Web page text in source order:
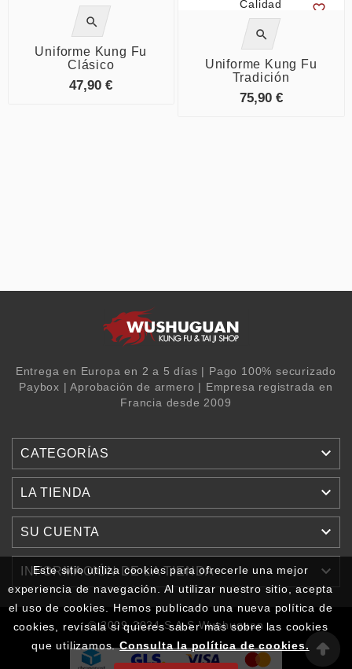
Este sitio utiliza cookies para ofrecerle una mejor
experiencia de navegación. Al utilizar nuestro sitio, acepta
el uso de cookies. Hemos publicado una nueva política de
cookies, revísala si quieres saber más sobre las cookies
que utilizamos.Consulta la política de cookies.

Uniforme Kung Fu
Clásico
47,90 €


Uniforme Kung Fu
Tradición
75,90 €
Entrega en Europa en 2 a 5 días | Pago 100% securizado
Paybox | Aprobación de armero | Empresa registrada en
Francia desde 2009
CATEGORÍAS 
LA TIENDA 
SU CUENTA 
INFORMACIÓN DE LA TIENDA 
© 2009-2024 S.A.S Wushuguan